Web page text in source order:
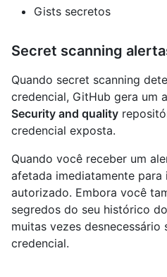
Gists secretos
Secret scanning
Quando secret scanning
credencial, GitHub gera um
Security and quality
credencial exposta.
Quando você receber um
afetada imediatamente para
autorizado. Embora você
segredos do seu histórico
muitas vezes desnecessário
credencial.